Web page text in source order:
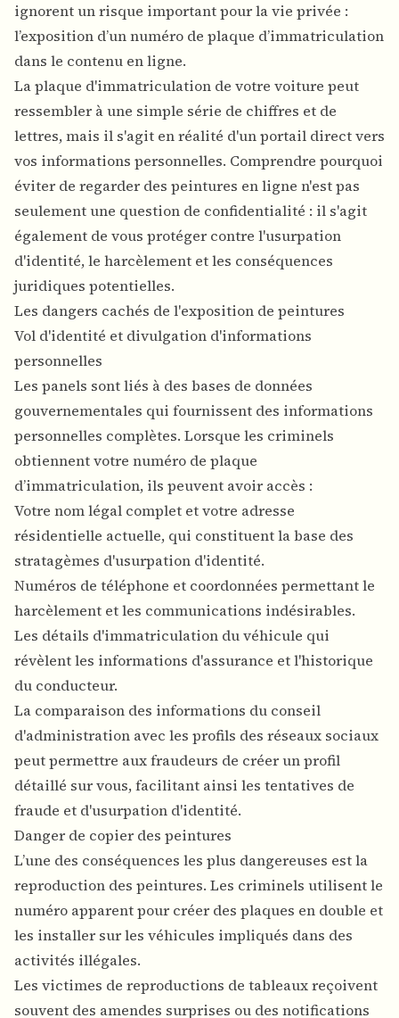
ignorent un risque important pour la vie privée :
l’exposition d’un numéro de plaque d’immatriculation
dans le contenu en ligne.
La plaque d'immatriculation de votre voiture peut
ressembler à une simple série de chiffres et de
lettres, mais il s'agit en réalité d'un portail direct vers
vos informations personnelles. Comprendre pourquoi
éviter de regarder des peintures en ligne n'est pas
seulement une question de confidentialité : il s'agit
également de vous protéger contre l'usurpation
d'identité, le harcèlement et les conséquences
juridiques potentielles.
Les dangers cachés de l'exposition de peintures
Vol d'identité et divulgation d'informations
personnelles
Les panels sont liés à des bases de données
gouvernementales qui fournissent des informations
personnelles complètes. Lorsque les criminels
obtiennent votre numéro de plaque
d’immatriculation, ils peuvent avoir accès :
Votre nom légal complet et votre adresse
résidentielle actuelle, qui constituent la base des
stratagèmes d'usurpation d'identité.
Numéros de téléphone et coordonnées permettant le
harcèlement et les communications indésirables.
Les détails d'immatriculation du véhicule qui
révèlent les informations d'assurance et l'historique
du conducteur.
La comparaison des informations du conseil
d'administration avec les profils des réseaux sociaux
peut permettre aux fraudeurs de créer un profil
détaillé sur vous, facilitant ainsi les tentatives de
fraude et d'usurpation d'identité.
Danger de copier des peintures
L’une des conséquences les plus dangereuses est la
reproduction des peintures. Les criminels utilisent le
numéro apparent pour créer des plaques en double et
les installer sur les véhicules impliqués dans des
activités illégales.
Les victimes de reproductions de tableaux reçoivent
souvent des amendes surprises ou des notifications